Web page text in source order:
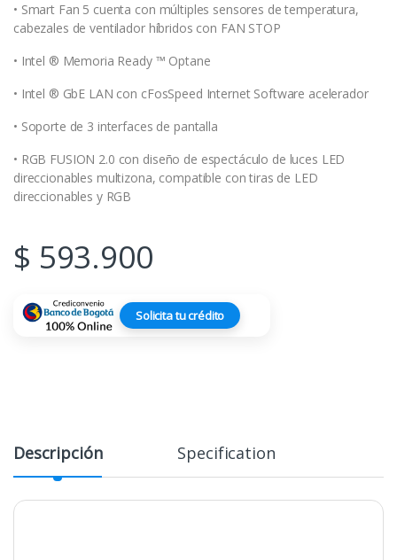
• Smart Fan 5 cuenta con múltiples sensores de temperatura,
cabezales de ventilador híbridos con FAN STOP
• Intel ® Memoria Ready ™ Optane
• Intel ® GbE LAN con cFosSpeed Internet Software acelerador
• Soporte de 3 interfaces de pantalla
• RGB FUSION 2.0 con diseño de espectáculo de luces LED
direccionables multizona, compatible con tiras de LED
direccionables y RGB
$ 593.900
Solicita tu crédito
Descripción Specification